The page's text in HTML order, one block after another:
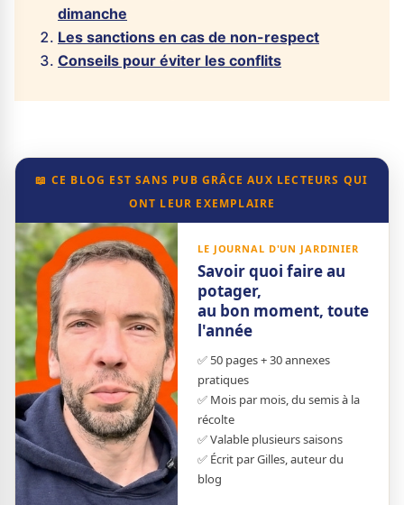
dimanche
Les sanctions en cas de non-respect
Conseils pour éviter les conflits
📖 CE BLOG EST SANS PUB GRÂCE AUX LECTEURS QUI
ONT LEUR EXEMPLAIRE
LE JOURNAL D'UN JARDINIER
Savoir quoi faire au
potager,
au bon moment, toute
l'année
✅ 50 pages + 30 annexes
pratiques
✅ Mois par mois, du semis à la
récolte
✅ Valable plusieurs saisons
✅ Écrit par Gilles, auteur du
blog